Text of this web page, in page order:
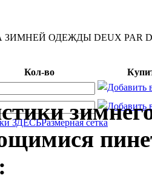
ОДЕЖДЫ DEUX PAR
Кол-во
ЗДЕСЬРазмерная сетка